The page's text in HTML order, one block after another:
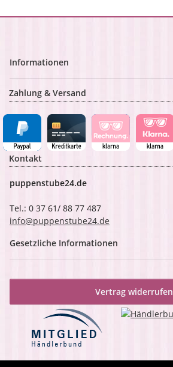
Informationen
Zahlung & Versand
Kontakt
puppenstube24.de
Tel.: 0 37 61/ 88 77 487
info@puppenstube24.de
Gesetzliche Informationen
Vertrag widerrufen